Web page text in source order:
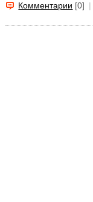
Комментарии [0] |